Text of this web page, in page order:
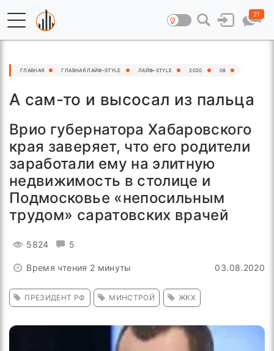
21
ГЛАВНАЯ ГЛАВНАЯ ЛАЙФ–STYLE ЛАЙФ–STYLE 2020 08
А сам-то и высосал из пальца
Врио губернатора Хабаровского
края заверяет, что его родители
заработали ему на элитную
недвижимость в столице и
Подмосковье «непосильным
трудом» саратовских врачей
5824 5
Время чтения 2 минуты 03.08.2020
ПРЕЗИДЕНТ РФ МИНСТРОЙ ЖКХ